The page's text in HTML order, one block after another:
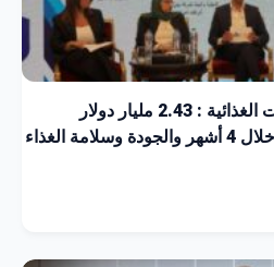
المجلس التصديري للصناعات الغذائية : 2.43 مليار دولار
صادرات الصناعات الغذائية خلال 4 أشهر والجودة وسلامة الغذاء